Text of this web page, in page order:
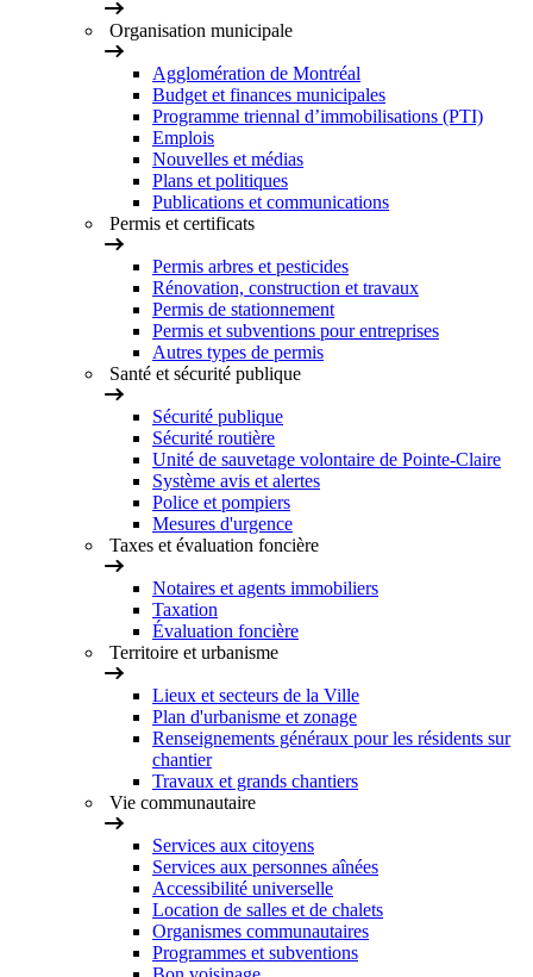
Organisation municipale
Agglomération de Montréal
Budget et finances municipales
Programme triennal d’immobilisations (PTI)
Emplois
Nouvelles et médias
Plans et politiques
Publications et communications
Permis et certificats
Permis arbres et pesticides
Rénovation, construction et travaux
Permis de stationnement
Permis et subventions pour entreprises
Autres types de permis
Santé et sécurité publique
Sécurité publique
Sécurité routière
Unité de sauvetage volontaire de Pointe-Claire
Système avis et alertes
Police et pompiers
Mesures d'urgence
Taxes et évaluation foncière
Notaires et agents immobiliers
Taxation
Évaluation foncière
Territoire et urbanisme
Lieux et secteurs de la Ville
Plan d'urbanisme et zonage
Renseignements généraux pour les résidents sur
chantier
Travaux et grands chantiers
Vie communautaire
Services aux citoyens
Services aux personnes aînées
Accessibilité universelle
Location de salles et de chalets
Organismes communautaires
Programmes et subventions